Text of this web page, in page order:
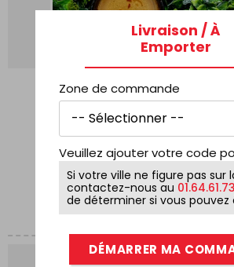
ROULEAU AU
7,90
Livraison / À
Emporter
Zone de commande
Veuillez ajouter votre code
Si votre ville ne figure pas sur
contactez-nous au
de déterminer si vous pouvez
DÉMARRER MA